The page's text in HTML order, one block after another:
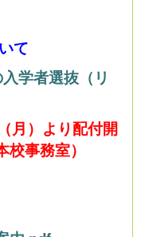
て
学者選抜（リ
月）より配付開
事務室）